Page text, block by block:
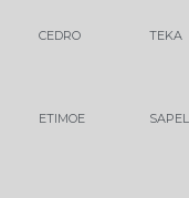
CEDRO TEKA
ETIMOE